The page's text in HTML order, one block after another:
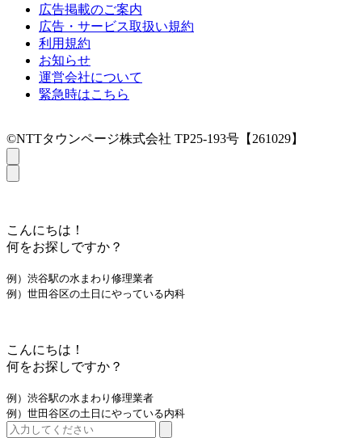
広告掲載のご案内
広告・サービス取扱い規約
利用規約
お知らせ
運営会社について
緊急時はこちら
©NTTタウンページ株式会社 TP25-193号【261029】
こんにちは！
何をお探しですか？
例）渋谷駅の水まわり修理業者
例）世田谷区の土日にやっている内科
こんにちは！
何をお探しですか？
例）渋谷駅の水まわり修理業者
例）世田谷区の土日にやっている内科